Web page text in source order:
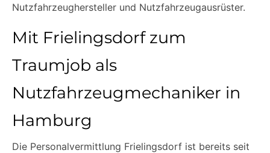
Nutzfahrzeughersteller und Nutzfahrzeugausrüster.
Mit Frielingsdorf zum
Traumjob als
Nutzfahrzeugmechaniker in
Hamburg
Die Personalvermittlung Frielingsdorf ist bereits seit